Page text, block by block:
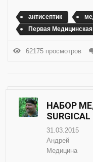
антисептик
Первая
62175 просмотров
НАБОР
31.03.2015
Андрей
Медицина